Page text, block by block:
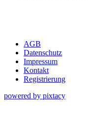
AGB
Datenschutz
Impressum
Kontakt
Registrierung
powered by pixtacy